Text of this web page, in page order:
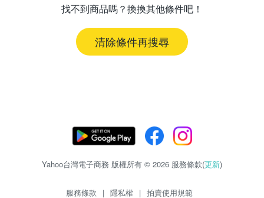
找不到商品嗎？換換其他條件吧！
清除條件再搜尋
Yahoo台灣電子商務 版權所有 © 2026 服務條款(更新)
服務條款 | 隱私權 | 拍賣使用規範